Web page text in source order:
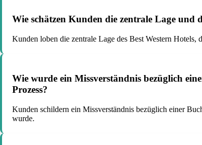
Wie schätzen Kunden die zentrale Lage und
Kunden loben die zentrale Lage des Best Western
Wie wurde ein Missverständnis bezüglich
Prozess?
Kunden schildern ein Missverständnis bezüglich einer
wurde.